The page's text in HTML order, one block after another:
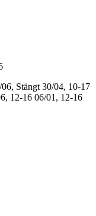
06, Stängt 30/04, 10-17
12-16 06/01, 12-16